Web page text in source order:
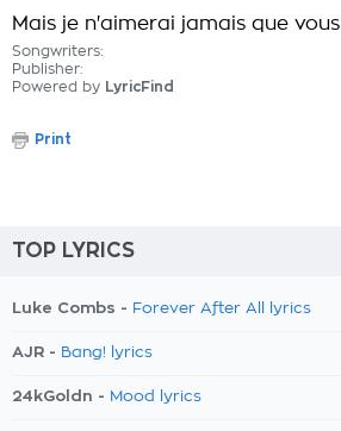
Mais je n'aimerai jamais que vous
Songwriters:
Publisher:
Powered by LyricFind
Print
TOP LYRICS
Luke Combs - Forever After All lyrics
AJR - Bang! lyrics
24kGoldn - Mood lyrics